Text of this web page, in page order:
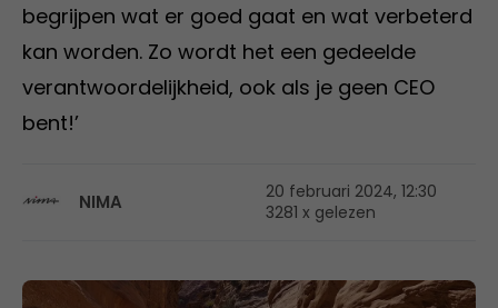
begrijpen wat er goed gaat en wat verbeterd
kan worden. Zo wordt het een gedeelde
verantwoordelijkheid, ook als je geen CEO
bent!’
NIMA
20 februari 2024, 12:30
3281 x gelezen